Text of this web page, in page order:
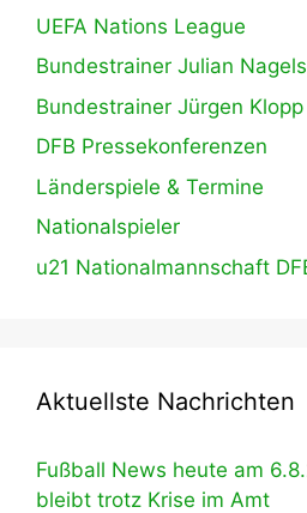
UEFA Nations League
Bundestrainer Julian
Bundestrainer Jürgen Klopp
DFB Pressekonferenzen
Länderspiele & Termine
Nationalspieler
u21 Nationalmannschaft
Aktuellste Nachrichten
Fußball News heute am
bleibt trotz Krise im Amt